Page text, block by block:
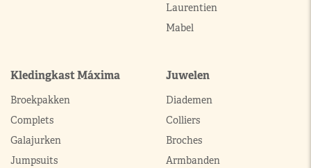
Laurentien
Mabel
Kledingkast Máxima
Broekpakken
Complets
Galajurken
Jumpsuits
Juwelen
Diademen
Colliers
Broches
Armbanden